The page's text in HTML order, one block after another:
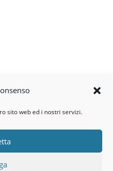
sito web ed i nostri servizi.
14 – 31030